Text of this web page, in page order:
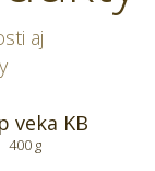
aj
veka KB
400 g